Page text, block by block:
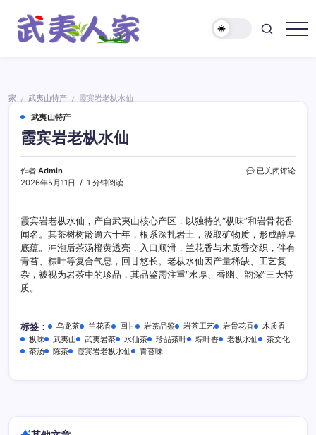
家
家 / 武夷山特产 /
霞宾岩老枞水仙
武夷山特产
霞宾岩老枞水仙
作者 Admin
2026年5月11日
1 分钟阅读
霞
枞
水
仙
已关闭评论
霞宾岩老枞水仙，产自武夷山核心产区，以独特的“枞味”和岩骨花香
闻名。其茶树树龄逾六十年，根系深扎岩土，汲取矿物质，形成醇厚
底蕴。冲泡后茶汤橙黄透亮，入口顺滑，兰花香与木质香交织，伴有
青苔、粽叶等复合气息，回甘悠长。老枞水仙因产量稀缺、工艺复
杂，被视为岩茶中的珍品，其品鉴需注重“水厚、香幽、韵深”三大特
质。
标签： 乌龙茶 兰花香 回甘 岩茶品鉴 岩茶工艺 岩骨花香
木质香
枞味
武夷山 武夷岩茶 水仙茶 珍品茶叶 粽叶香 老枞水仙
茶文化
茶汤
陈茶 霞宾岩老枞水仙 青苔味